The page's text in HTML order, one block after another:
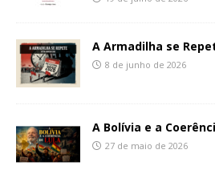
A Armadilha se
8 de junho de 2026
A Bolívia e a
27 de maio de 2026